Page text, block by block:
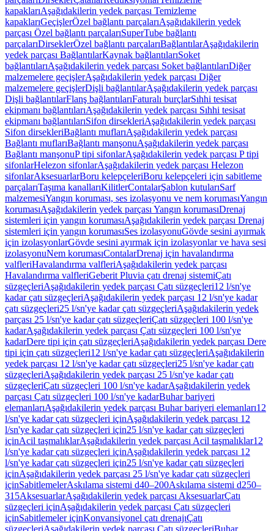
kapaklarıAşağıdakilerin yedek parçası Temizleme
kapaklarıGeçişlerÖzel bağlantı parçalarıAşağıdakilerin yedek
parçası Özel bağlantı parçalarıSuperTube bağlantı
parçalarıDirseklerÖzel bağlantı parçalarıBağlantılarAşağıdakilerin
yedek parçası BağlantılarKaynak bağlantılarıSoket
bağlantılarıAşağıdakilerin yedek parçası Soket bağlantılarıDiğer
malzemelere geçişlerAşağıdakilerin yedek parçası Diğer
malzemelere geçişlerDişli bağlantılarAşağıdakilerin yedek parçası
Dişli bağlantılarFlanş bağlantılarıFaturalı burçlarSıhhi tesisat
ekipmanı bağlantılarıAşağıdakilerin yedek parçası Sıhhi tesisat
ekipmanı bağlantılarıSifon dirsekleriAşağıdakilerin yedek parçası
Sifon dirsekleriBağlantı muflarıAşağıdakilerin yedek parçası
Bağlantı muflarıBağlantı manşonuAşağıdakilerin yedek parçası
Bağlantı manşonuP tipi sifonlarAşağıdakilerin yedek parçası P tipi
sifonlarHelezon sifonlarAşağıdakilerin yedek parçası Helezon
sifonlarAksesuarlarBoru kelepçeleriBoru kelepçeleri için sabitleme
parçalarıTaşıma kanallarıKilitlerContalarŞablon kutularıSarf
malzemesiYangın koruması, ses izolasyonu ve nem korumasıYangın
korumasıAşağıdakilerin yedek parçası Yangın korumasıDrenaj
sistemleri için yangın korumasıAşağıdakilerin yedek parçası Drenaj
sistemleri için yangın korumasıSes izolasyonuGövde sesini ayırmak
için izolasyonlarGövde sesini ayırmak için izolasyonlar ve hava sesi
izolasyonuNem korumasıContalarDrenaj için havalandırma
valfleriHavalandırma valfleriAşağıdakilerin yedek parçası
Havalandırma valfleriGeberit Pluvia çatı drenaj sistemiÇatı
süzgeçleriAşağıdakilerin yedek parçası Çatı süzgeçleri12 l/sn'ye
kadar çatı süzgeçleriAşağıdakilerin yedek parçası 12 l/sn'ye kadar
çatı süzgeçleri25 l/sn'ye kadar çatı süzgeçleriAşağıdakilerin yedek
parçası 25 l/sn'ye kadar çatı süzgeçleriÇatı süzgeçleri 100 l/sn'ye
kadarAşağıdakilerin yedek parçası Çatı süzgeçleri 100 l/sn'ye
kadarDere tipi için çatı süzgeçleriAşağıdakilerin yedek parçası Dere
tipi için çatı süzgeçleri12 l/sn'ye kadar çatı süzgeçleriAşağıdakilerin
yedek parçası 12 l/sn'ye kadar çatı süzgeçleri25 l/sn'ye kadar çatı
süzgeçleriAşağıdakilerin yedek parçası 25 l/sn'ye kadar çatı
süzgeçleriÇatı süzgeçleri 100 l/sn'ye kadarAşağıdakilerin yedek
parçası Çatı süzgeçleri 100 l/sn'ye kadarBuhar bariyeri
elemanlarıAşağıdakilerin yedek parçası Buhar bariyeri elemanları12
l/sn'ye kadar çatı süzgeçleri içinAşağıdakilerin yedek parçası 12
l/sn'ye kadar çatı süzgeçleri için25 l/sn'ye kadar çatı süzgeçleri
içinAcil taşmalıklarAşağıdakilerin yedek parçası Acil taşmalıklar12
l/sn'ye kadar çatı süzgeçleri içinAşağıdakilerin yedek parçası 12
l/sn'ye kadar çatı süzgeçleri için25 l/sn'ye kadar çatı süzgeçleri
içinAşağıdakilerin yedek parçası 25 l/sn'ye kadar çatı süzgeçleri
içinSabitlemelerAskılama sistemi d40–200Askılama sistemi d250–
315AksesuarlarAşağıdakilerin yedek parçası AksesuarlarÇatı
süzgeçleri içinAşağıdakilerin yedek parçası Çatı süzgeçleri
içinSabitlemeler içinKonvansiyonel çatı drenajıÇatı
süzgeçleriAşağıdakilerin yedek parçası Çatı süzgeçleriBuhar